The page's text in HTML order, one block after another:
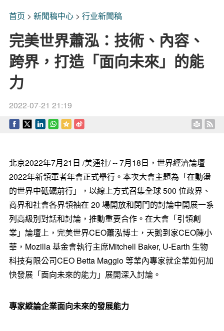
首页 > 新聞稿中心> 行业新聞稿
完美世界蕭泓：技術、內容、
跨界，打造「面向未來」的能
力
2022-07-21 21:19
北京2022年7月21日 /美通社/ -- 7月18日，世界經濟論壇
2022年新領軍者年會正式舉行。本次大會主題為「在動盪
的世界中砥礪前行」，以線上方式召集全球 500 位政界、
商界和社會各界領袖在 20 場開放和閉門的討論中開展一系
列高級別對話和討論，推動重要合作。在大會「引領創
業」論壇上，完美世界CEO蕭泓博士，天鵝到家CEO陳小
華，Mozilla 基金會執行主席Mitchell Baker, U-Earth 生物
科技有限公司CEO Betta Maggio 等業內專家就企業如何加
快發展「面向未來的能力」展開深入討論。
專家縱論企業面向未來的發展能力